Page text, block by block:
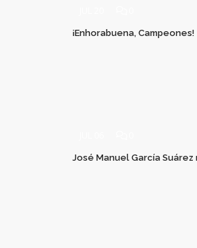
¡Enhorabuena, Campeones!
José Manuel García Suárez